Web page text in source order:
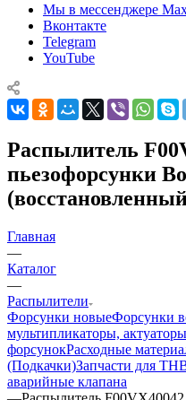
Мы в мессенджере
Вконтакте
Telegram
YouTube
Распылитель
пьезофорсунки
Главная
—
Каталог
—
Распылители
Форсунки новыеФорсунки
мультипликаторы, актуаторы
форсунокРасходные
(Подкачки)Запчасти для
аварийные клапана